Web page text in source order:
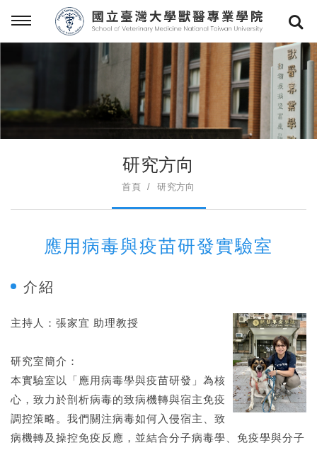
研究方向
首頁 研究方向
應用病毒與疫苗研發實驗室
介紹
主持人：張家宜 助理教授
研究室簡介：
本實驗室以「應用病毒學與疫苗研發」為核
心，致力於剖析病毒的致病機轉與宿主免疫
調控策略。我們關注病毒如何入侵宿主、致
病機轉及操控免疫反應，並結合分子病毒學、免疫學與分子